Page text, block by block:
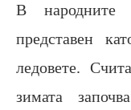
В народните
представен
ледовете.
зимата